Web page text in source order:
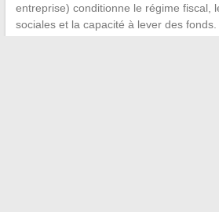
entreprise) conditionne le régime fiscal,
sociales et la capacité à lever des